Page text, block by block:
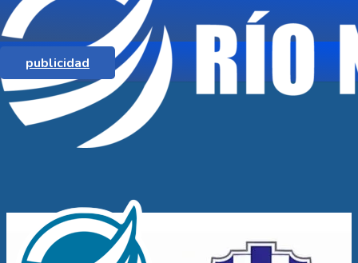
publicidad